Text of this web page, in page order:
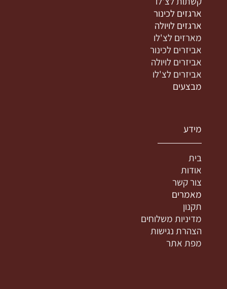
ארגזים לכינור
ארגזים לויולה
מארזים לצ'לו
אביזרים לכינור
אביזרים לויולה
אביזרים לצ'לו
מבצעים
מידע
בית
אודות
צור קשר
מאמרים
תקנון
מדיניות משלוחים
הצהרת נגישות
מפת אתר